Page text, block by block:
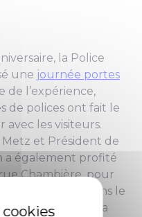
la Police
une journée portes
de l’expérience,
de polices ont fait le
avec les visiteurs.
Metz et Président de
a également profité
Chambière, pour
essentiels dans le
au sein de la